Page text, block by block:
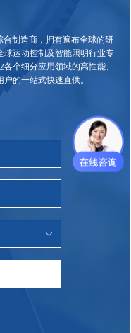
制造商，拥有遍布全球的研
球运动控制及智能照明行业专
个细分应用领域的高性能、
的一站式快速直供。